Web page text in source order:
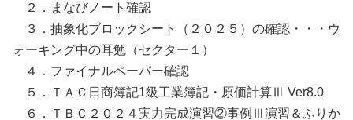
２．まなびノート確認
３．抽象化ブロックシート（２０２５）の確認・・・ウ
ォーキング中の耳勉（セクター１）
４．ファイナルペーパー確認
５．ＴＡＣ日商簿記1級工業簿記・原価計算Ⅲ Ver8.0
６．ＴＢＣ２０２４実力完成演習②事例Ⅲ演習＆ふりか